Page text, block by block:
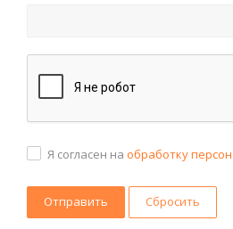
Я согласен на обработку
Сбросить